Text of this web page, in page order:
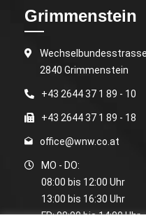
Grimmenstein
2840 Grimmenstein
+43 2644 37 1 89 - 10
+43 2644 37 1 89 - 18
office@wnw.co.at
MO - DO:
08:00 bis 12:00 Uhr
13:00 bis 16:30 Uhr